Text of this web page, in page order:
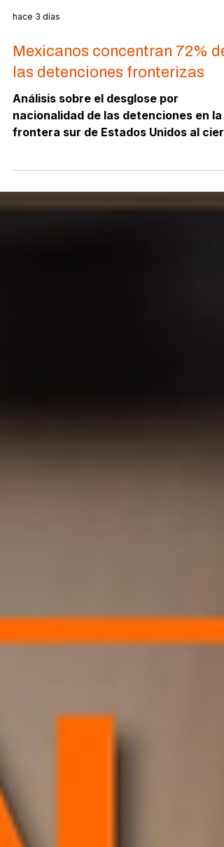
Mexicanos concentran 72% de
las detenciones fronterizas
Análisis sobre el desglose por
nacionalidad de las detenciones en la
del primer semestre, evaluando el
dominio del flujo migratorio mexicano.